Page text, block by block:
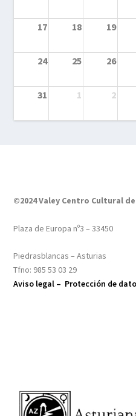
17 18 19
24 25 26
31 1 2
©2024 Valey Centro Cultural
Plaza de Europa nº3 – 33450
Piedrasblancas – Asturias
Tfno: 985 53 03 29
Aviso legal – Protección de